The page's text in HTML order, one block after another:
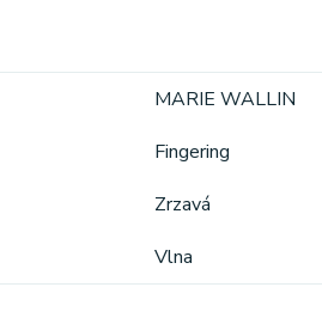
MARIE WALLIN
Fingering
Zrzavá
Vlna